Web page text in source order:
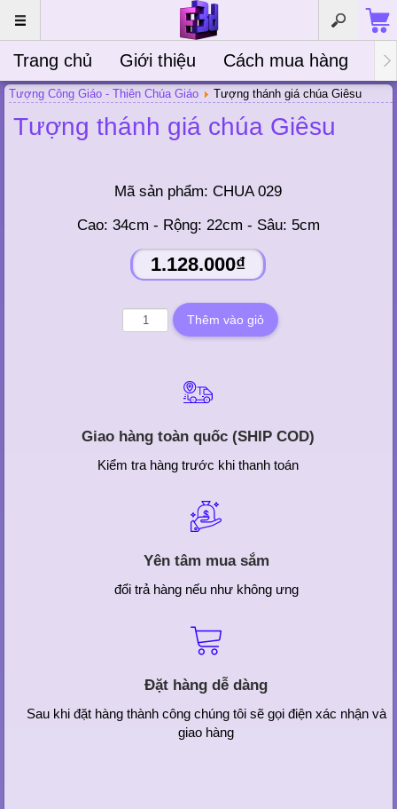
Trang chủ Giới thiệu Cách mua hàng
Tượng Công Giáo - Thiên Chúa Giáo Tượng thánh giá chúa Giêsu
Tượng thánh giá chúa Giêsu
Mã sản phẩm: CHUA 029
Cao: 34cm - Rộng: 22cm - Sâu: 5cm
1.128.000₫
Giao hàng toàn quốc (SHIP COD)
Kiểm tra hàng trước khi thanh toán
Yên tâm mua sắm
đổi trả hàng nếu như không ưng
Đặt hàng dễ dàng
Sau khi đặt hàng thành công chúng tôi sẽ gọi điện xác nhận và
giao hàng